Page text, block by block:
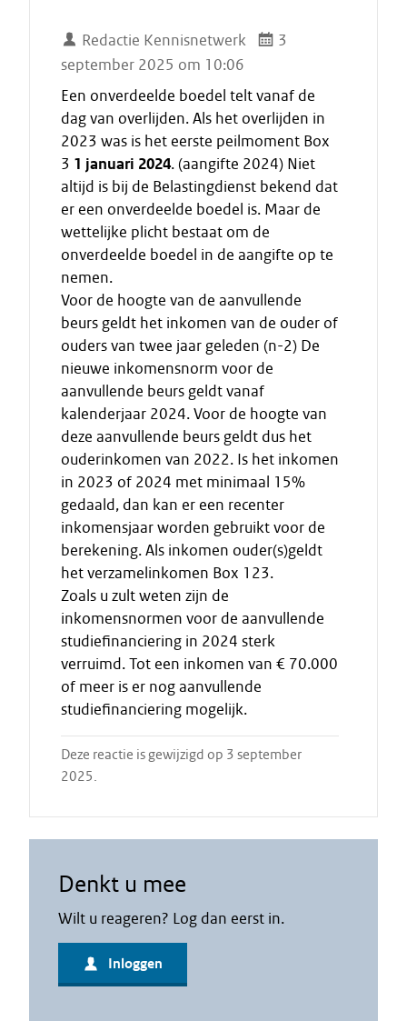
Redactie Kennisnetwerk
3
september 2025 om 10:06
Een onverdeelde boedel telt vanaf de
dag van overlijden. Als het overlijden in
2023 was is het eerste peilmoment Box
3 1 januari 2024. (aangifte 2024) Niet
altijd is bij de Belastingdienst bekend dat
er een onverdeelde boedel is. Maar de
wettelijke plicht bestaat om de
onverdeelde boedel in de aangifte op te
nemen.
Voor de hoogte van de aanvullende
beurs geldt het inkomen van de ouder of
ouders van twee jaar geleden (n-2) De
nieuwe inkomensnorm voor de
aanvullende beurs geldt vanaf
kalenderjaar 2024. Voor de hoogte van
deze aanvullende beurs geldt dus het
ouderinkomen van 2022. Is het inkomen
in 2023 of 2024 met minimaal 15%
gedaald, dan kan er een recenter
inkomensjaar worden gebruikt voor de
berekening. Als inkomen ouder(s)geldt
het verzamelinkomen Box 123.
Zoals u zult weten zijn de
inkomensnormen voor de aanvullende
studiefinanciering in 2024 sterk
verruimd. Tot een inkomen van € 70.000
of meer is er nog aanvullende
studiefinanciering mogelijk.
Deze reactie is gewijzigd op 3 september
2025.
Denkt u mee
Wilt u reageren? Log dan eerst in.
Inloggen